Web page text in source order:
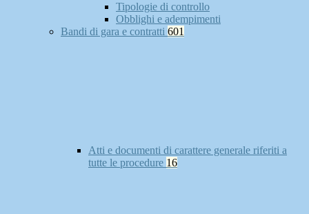
Tipologie di controllo
Obblighi e adempimenti
Bandi di gara e contratti 601
Atti e documenti di carattere generale riferiti a
tutte le procedure 16